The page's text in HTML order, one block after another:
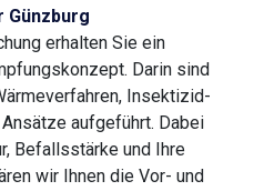
Günzburg
erhalten Sie ein
Darin sind
Insektizid-
aufgeführt. Dabei
Befallsstärke und Ihre
wir Ihnen die Vor- und